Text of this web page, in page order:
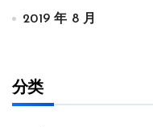
2019 年 8 月
分类